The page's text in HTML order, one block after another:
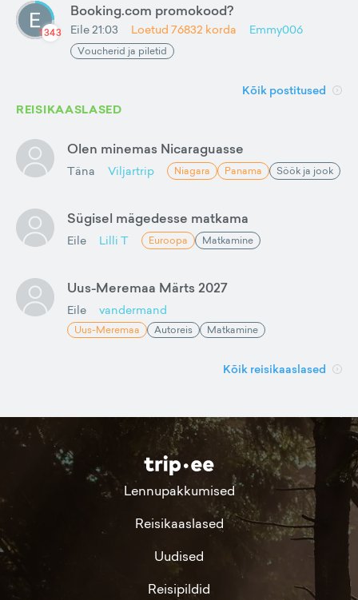
1343
Booking.com promokood?
Eile 21:03 Loetud 76832 korda Emmy006
Voucherid ja piletid
Kõik postitused
REISIKAASLASED
Olen minemas Nicaraguasse
Täna Viljartrip Niagara Panama Söök ja jook
Sügisel mägedesse matkama
Eile Lilli T Euroopa Matkamine
Uus-Meremaa Märts 2027
Eile vandermand
Uus-Meremaa Autoreis Matkamine
Kõik reisikaaslased
Lennupakkumised
Reisikaaslased
Uudised
Reisipildid